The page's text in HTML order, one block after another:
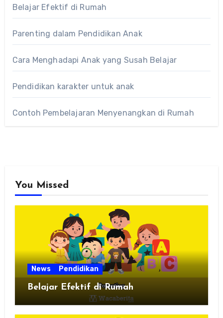
Belajar Efektif di Rumah
Parenting dalam Pendidikan Anak
Cara Menghadapi Anak yang Susah Belajar
Pendidikan karakter untuk anak
Contoh Pembelajaran Menyenangkan di Rumah
You Missed
News Pendidikan
Belajar Efektif di Rumah